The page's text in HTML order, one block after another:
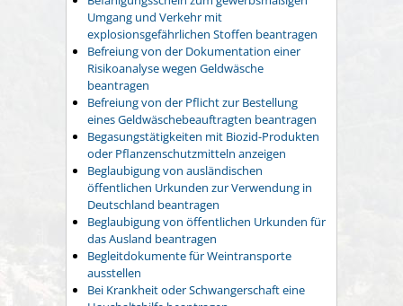
Umgang und Verkehr mit
explosionsgefährlichen Stoffen beantragen
Befreiung von der Dokumentation einer
Risikoanalyse wegen Geldwäsche
beantragen
Befreiung von der Pflicht zur Bestellung
eines Geldwäschebeauftragten beantragen
Begasungstätigkeiten mit Biozid-Produkten
oder Pflanzenschutzmitteln anzeigen
Beglaubigung von ausländischen
öffentlichen Urkunden zur Verwendung in
Deutschland beantragen
Beglaubigung von öffentlichen Urkunden für
das Ausland beantragen
Begleitdokumente für Weintransporte
ausstellen
Bei Krankheit oder Schwangerschaft eine